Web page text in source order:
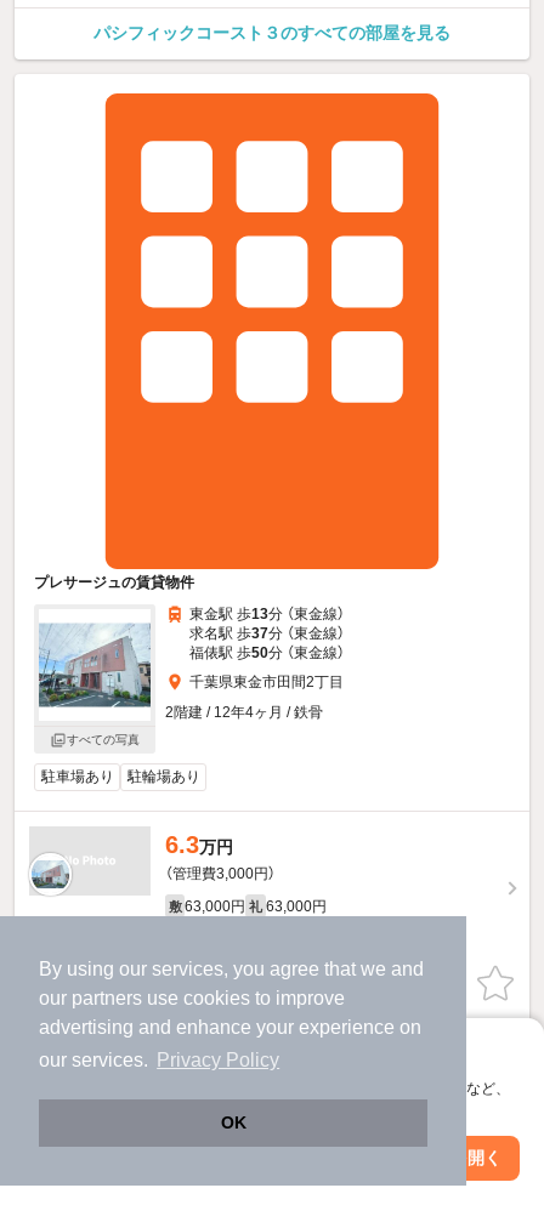
By using our services, you agree that we and
our partners use cookies to improve
advertising and enhance your experience on
our services.
Privacy Policy
OK
アプリに切り替えて、サクサクお部屋探し
会員登録なしですぐ使える。マップ検索やお気に入り保存など、
アプリを開く
パシフィックコースト３のすべての部屋を見る
プレサージュの賃貸物件
すべての写真
東金駅 歩13分 （東金線）
求名駅 歩37分 （東金線）
福俵駅 歩50分 （東金線）
千葉県東金市田間2丁目
2階建 / 12年4ヶ月 / 鉄骨
駐車場あり 駐輪場あり
6.3万円
（管理費3,000円）
敷 63,000円 礼 63,000円
物件詳細を見る
提供
他の人はこんな条件で絞り込んでいます！
人気のこだわり条件
バス・トイレ別 2階以上
絞り込み条件を変更